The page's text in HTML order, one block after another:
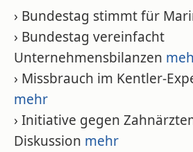
› Bundestag stimmt für
› Bundestag vereinfacht
Unternehmensbilanzen
› Missbrauch im Kentler-
mehr
› Initiative gegen
Diskussion mehr